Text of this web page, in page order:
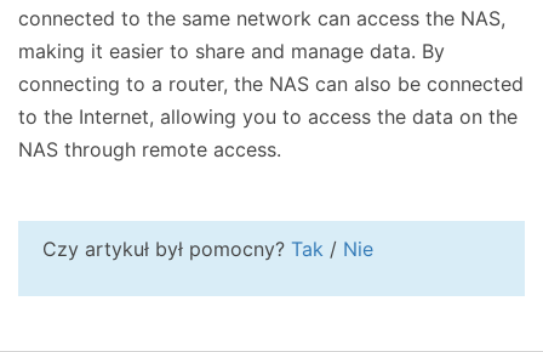
connected to the same network can access the NAS,
making it easier to share and manage data. By
connecting to a router, the NAS can also be connected
to the Internet, allowing you to access the data on the
NAS through remote access.
Czy artykuł był pomocny? Tak / Nie